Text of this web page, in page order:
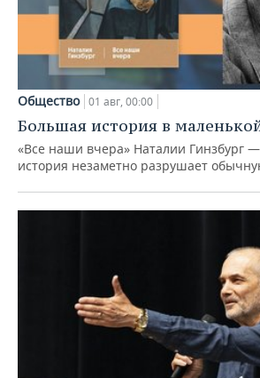
Общество 01 авг, 00:00
Большая история в
«Все наши вчера» Наталии Гинзбург
история незаметно разрушает